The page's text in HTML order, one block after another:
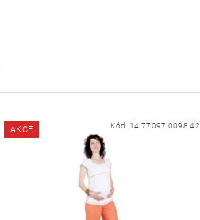
AKCE Kód: 14.77097.0098.42